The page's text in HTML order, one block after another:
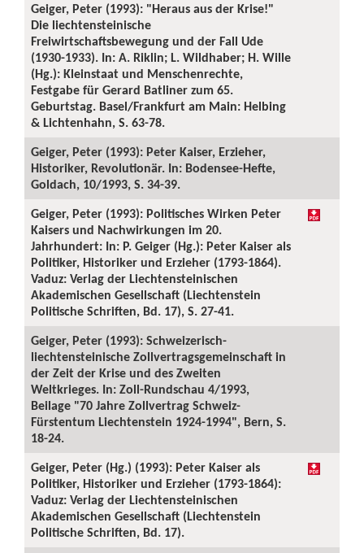
Geiger, Peter (1993): "Heraus aus der Krise!"
Die liechtensteinische
Freiwirtschaftsbewegung und der Fall Ude
(1930-1933). In: A. Riklin; L. Wildhaber; H. Wille
(Hg.): Kleinstaat und Menschenrechte,
Festgabe für Gerard Batliner zum 65.
Geburtstag. Basel/Frankfurt am Main: Helbing
& Lichtenhahn, S. 63-78.
Geiger, Peter (1993): Peter Kaiser, Erzieher,
Historiker, Revolutionär. In: Bodensee-Hefte,
Goldach, 10/1993, S. 34-39.
Geiger, Peter (1993): Politisches Wirken Peter
Kaisers und Nachwirkungen im 20.
Jahrhundert: In: P. Geiger (Hg.): Peter Kaiser als
Politiker, Historiker und Erzieher (1793-1864).
Vaduz: Verlag der Liechtensteinischen
Akademischen Gesellschaft (Liechtenstein
Politische Schriften, Bd. 17), S. 27-41.
Geiger, Peter (1993): Schweizerisch-
liechtensteinische Zollvertragsgemeinschaft in
der Zeit der Krise und des Zweiten
Weltkrieges. In: Zoll-Rundschau 4/1993,
Beilage "70 Jahre Zollvertrag Schweiz-
Fürstentum Liechtenstein 1924-1994", Bern, S.
18-24.
Geiger, Peter (Hg.) (1993): Peter Kaiser als
Politiker, Historiker und Erzieher (1793-1864):
Vaduz: Verlag der Liechtensteinischen
Akademischen Gesellschaft (Liechtenstein
Politische Schriften, Bd. 17).